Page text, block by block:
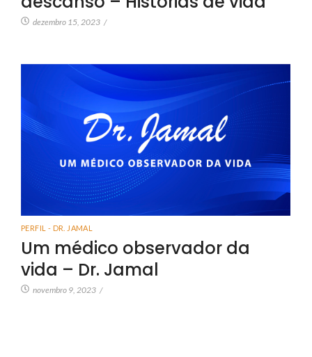
dezembro 15, 2023 /
PERFIL - DR. JAMAL
Um médico observador da
vida – Dr. Jamal
novembro 9, 2023 /